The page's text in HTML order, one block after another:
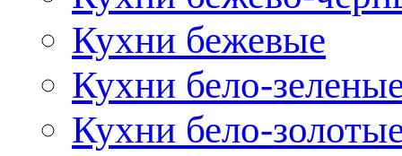
Кухни бежевые
Кухни бело-
Кухни бело-